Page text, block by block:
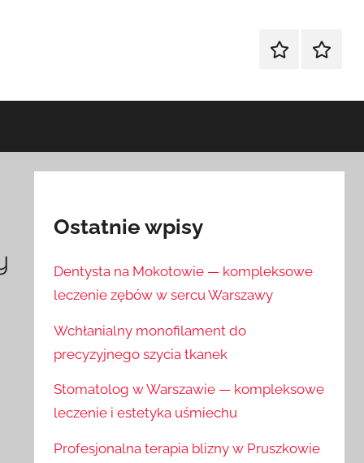
Sklep Blog
Ostatnie wpisy
Dentysta na Mokotowie — kompleksowe
leczenie zębów w sercu Warszawy
Wchłanialny monofilament do
precyzyjnego szycia tkanek
Stomatolog w Warszawie — kompleksowe
leczenie i estetyka uśmiechu
Profesjonalna terapia blizny w Pruszkowie